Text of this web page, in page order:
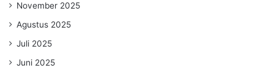
November 2025
Agustus 2025
Juli 2025
Juni 2025